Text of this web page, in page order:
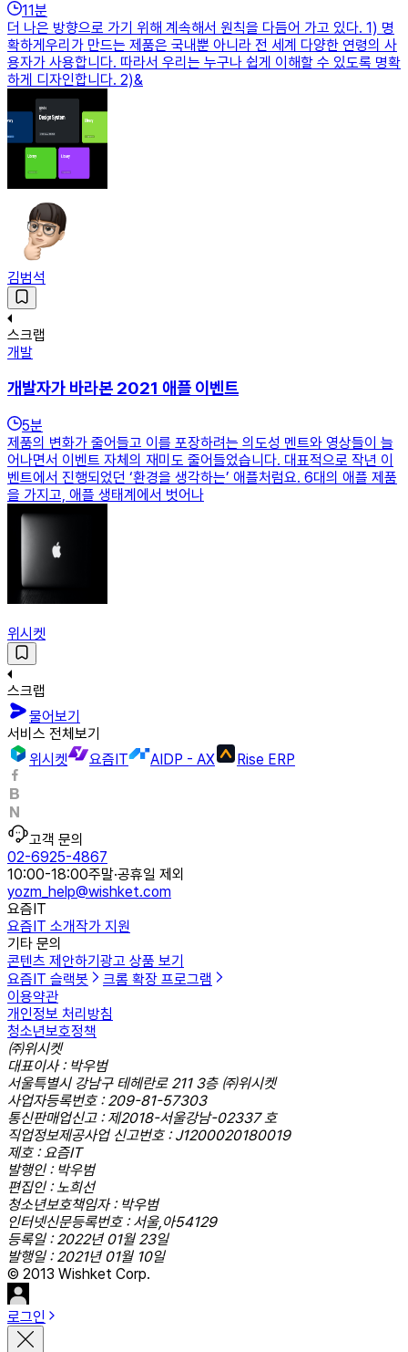
11분
더 나은 방향으로 가기 위해 계속해서 원칙을 다듬어 가고 있다. 1) 명
확하게우리가 만드는 제품은 국내뿐 아니라 전 세계 다양한 연령의 사
용자가 사용합니다. 따라서 우리는 누구나 쉽게 이해할 수 있도록 명확
하게 디자인합니다. 2)&
김범석
스크랩
개발
개발자가 바라본 2021 애플 이벤트
5분
제품의 변화가 줄어들고 이를 포장하려는 의도성 멘트와 영상들이 늘
어나면서 이벤트 자체의 재미도 줄어들었습니다. 대표적으로 작년 이
벤트에서 진행되었던 ‘환경을 생각하는’ 애플처럼요. 6대의 애플 제품
을 가지고, 애플 생태계에서 벗어나
위시켓
스크랩
물어보기
서비스 전체보기
위시켓
요즘IT AIDP - AX Rise ERP
고객 문의
02-6925-4867
10:00-18:00주말·공휴일 제외
yozm_help@wishket.com
요즘IT
요즘IT 소개작가 지원
기타 문의
콘텐츠 제안하기 광고 상품 보기
요즘IT 슬랙봇
크롬 확장 프로그램
이용약관
개인정보 처리방침
청소년보호정책
㈜위시켓
대표이사 : 박우범
서울특별시 강남구 테헤란로 211 3층 ㈜위시켓
사업자등록번호 : 209-81-57303
통신판매업신고 : 제2018-서울강남-02337 호
직업정보제공사업 신고번호 : J1200020180019
제호 : 요즘IT
발행인 : 박우범
편집인 : 노희선
청소년보호책임자 : 박우범
인터넷신문등록번호 : 서울,아54129
등록일 : 2022년 01월 23일
발행일 : 2021년 01월 10일
© 2013 Wishket Corp.
로그인